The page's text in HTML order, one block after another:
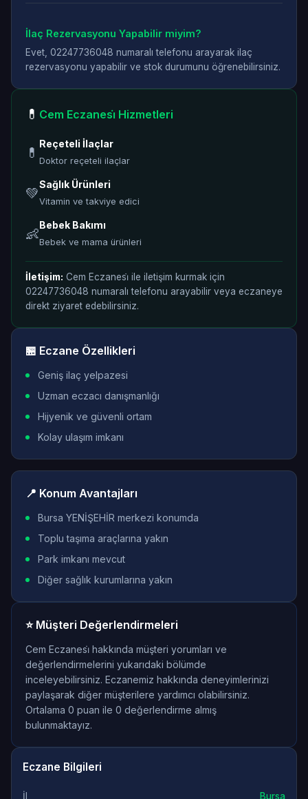
İlaç Rezervasyonu Yapabilir miyim?
Evet, 02247736048 numaralı telefonu arayarak ilaç
rezervasyonu yapabilir ve stok durumunu öğrenebilirsiniz.
💊 Cem Eczanesi̇ Hizmetleri
💊
Reçeteli İlaçlar
Doktor reçeteli ilaçlar
💚
Sağlık Ürünleri
Vitamin ve takviye edici
👶
Bebek Bakımı
Bebek ve mama ürünleri
İletişim: Cem Eczanesi̇ ile iletişim kurmak için
02247736048 numaralı telefonu arayabilir veya eczaneye
direkt ziyaret edebilirsiniz.
🏪 Eczane Özellikleri
Geniş ilaç yelpazesi
Uzman eczacı danışmanlığı
Hijyenik ve güvenli ortam
Kolay ulaşım imkanı
📍 Konum Avantajları
Bursa YENİŞEHİR merkezi konumda
Toplu taşıma araçlarına yakın
Park imkanı mevcut
Diğer sağlık kurumlarına yakın
⭐ Müşteri Değerlendirmeleri
Cem Eczanesi̇ hakkında müşteri yorumları ve
değerlendirmelerini yukarıdaki bölümde
inceleyebilirsiniz. Eczanemiz hakkında deneyimlerinizi
paylaşarak diğer müşterilere yardımcı olabilirsiniz.
Ortalama 0 puan ile 0 değerlendirme almış
bulunmaktayız.
Eczane Bilgileri
İl Bursa